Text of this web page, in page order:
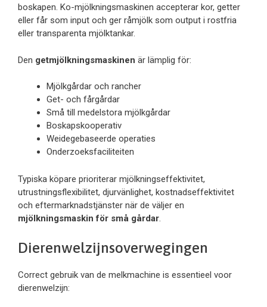
boskapen. Ko-mjölkningsmaskinen accepterar kor, getter
eller får som input och ger råmjölk som output i rostfria
eller transparenta mjölktankar.
Den getmjölkningsmaskinen är lämplig för:
Mjölkgårdar och rancher
Get- och fårgårdar
Små till medelstora mjölkgårdar
Boskapskooperativ
Weidegebaseerde operaties
Onderzoeksfaciliteiten
Typiska köpare prioriterar mjölkningseffektivitet,
utrustningsflexibilitet, djurvänlighet, kostnadseffektivitet
och eftermarknadstjänster när de väljer en
mjölkningsmaskin för små gårdar.
Dierenwelzijnsoverwegingen
Correct gebruik van de melkmachine is essentieel voor
dierenwelzijn: